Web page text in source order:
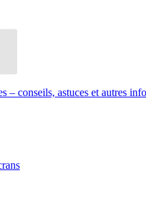
– conseils, astuces et autres